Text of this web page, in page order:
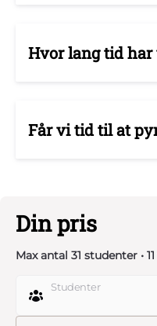
Hvor lang tid har
Får vi tid til at
Din pris
Max antal 31 studenter •
Studenter